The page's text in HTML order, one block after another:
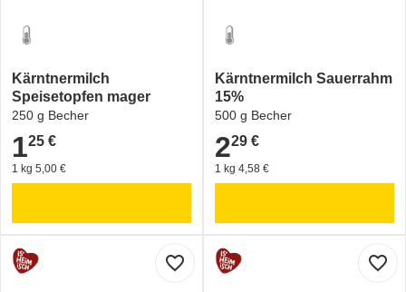
Kärntnermilch
Speisetopfen mager
250 g Becher
1,25 €
125 €
1 kg 5,00 €
Kärntnermilch Sauerrahm
15%
500 g Becher
2,29 €
229 €
1 kg 4,58 €
favorite_border favorite_border